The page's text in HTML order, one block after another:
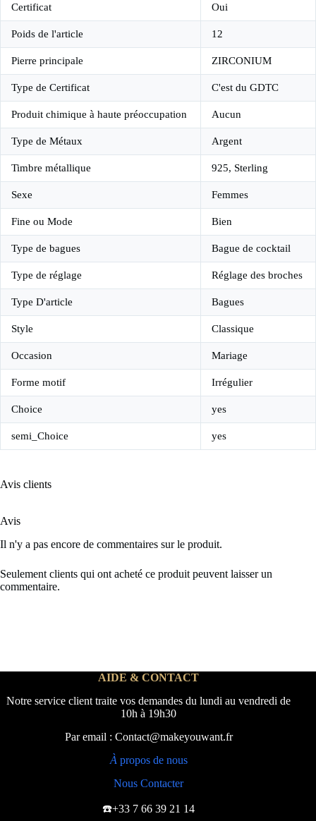
Certificat Oui
Poids de l'article 12
Pierre principale ZIRCONIUM
Type de Certificat C'est du GDTC
Produit chimique à haute préoccupation Aucun
Type de Métaux Argent
Timbre métallique 925, Sterling
Sexe Femmes
Fine ou Mode Bien
Type de bagues Bague de cocktail
Type de réglage Réglage des broches
Type D'article Bagues
Style Classique
Occasion Mariage
Forme motif Irrégulier
Choice yes
semi_Choice yes
Avis clients
Avis
Il n'y a pas encore de commentaires sur le produit.
Seulement clients qui ont acheté ce produit peuvent laisser un
commentaire.
AIDE & CONTACT
Notre service client traite vos demandes du lundi au vendredi de
10h à 19h30
Par email : Contact@makeyouwant.fr
À propos de nous
Nous Contacter
☎️+33 7 66 39 21 14